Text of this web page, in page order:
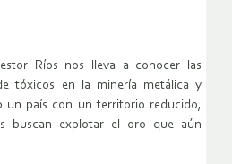
Ríos nos lleva a conocer las
tóxicos en la minería metálica y
un país con un territorio reducido,
buscan explotar el oro que aún